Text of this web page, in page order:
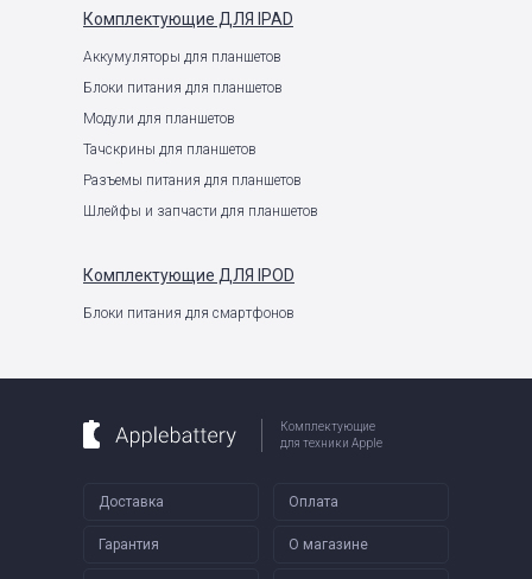
Комплектующие ДЛЯ IPAD
Аккумуляторы для планшетов
Блоки питания для планшетов
Модули для планшетов
Тачскрины для планшетов
Разъемы питания для планшетов
Шлейфы и запчасти для планшетов
Комплектующие ДЛЯ IPOD
Блоки питания для смартфонов
Комплектующие
для техники Apple
Доставка Оплата
Гарантия О магазине